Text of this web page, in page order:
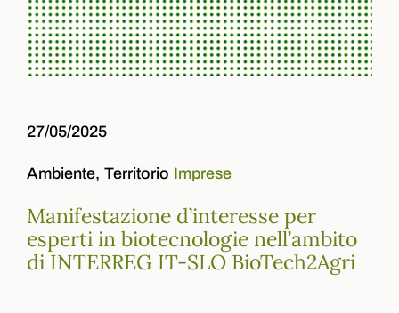
27/05/2025
Ambiente, Territorio Imprese
Manifestazione d’interesse per
esperti in biotecnologie nell’ambito
di INTERREG IT-SLO BioTech2Agri